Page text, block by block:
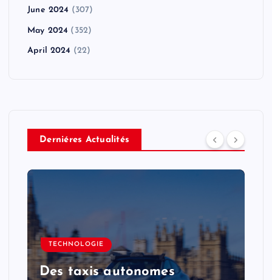
June 2024 (307)
May 2024 (352)
April 2024 (22)
Derniéres Actualités
TECHNOLOGIE
Des taxis autonomes